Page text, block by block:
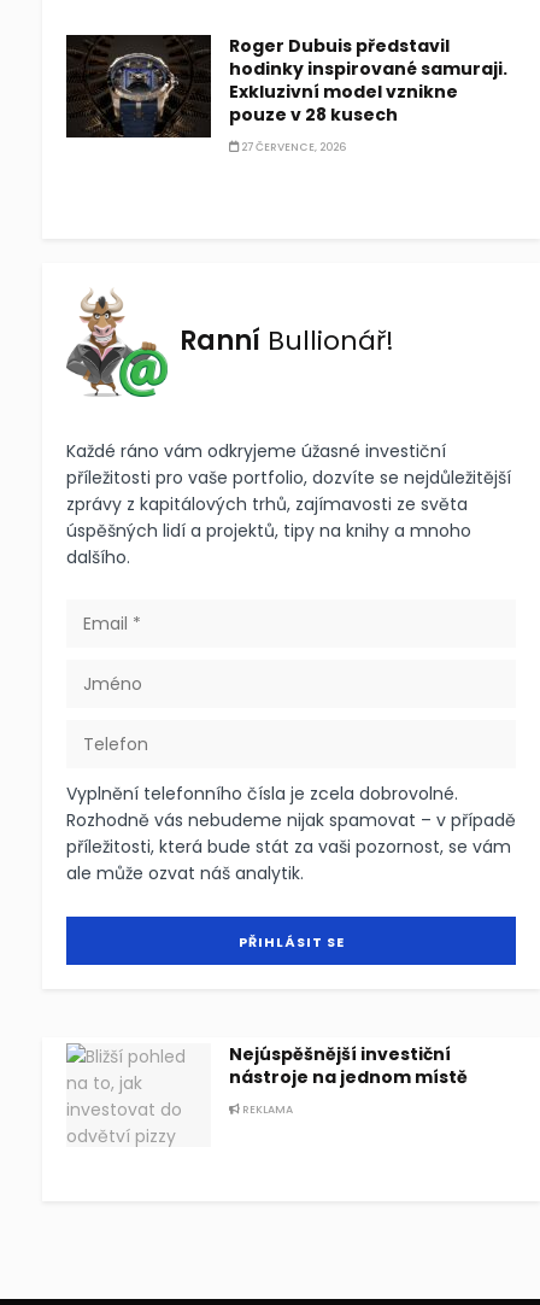
Roger Dubuis představil
hodinky inspirované samuraji.
Exkluzivní model vznikne
pouze v 28 kusech
27 ČERVENCE, 2026
Ranní Bullionář!
Každé ráno vám odkryjeme úžasné investiční
příležitosti pro vaše portfolio, dozvíte se nejdůležitější
zprávy z kapitálových trhů, zajímavosti ze světa
úspěšných lidí a projektů, tipy na knihy a mnoho
dalšího.
Vyplnění telefonního čísla je zcela dobrovolné.
Rozhodně vás nebudeme nijak spamovat – v případě
příležitosti, která bude stát za vaši pozornost, se vám
ale může ozvat náš analytik.
Nejúspěšnější investiční
nástroje na jednom místě
REKLAMA